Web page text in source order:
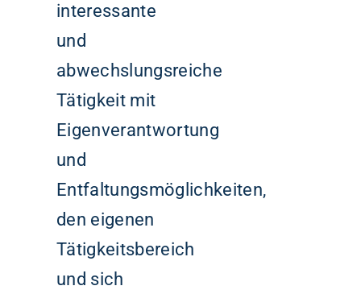
interessante
und
abwechslungsreiche
Tätigkeit mit
Eigenverantwortung
und
Entfaltungsmöglichkeiten,
den eigenen
Tätigkeitsbereich
und sich